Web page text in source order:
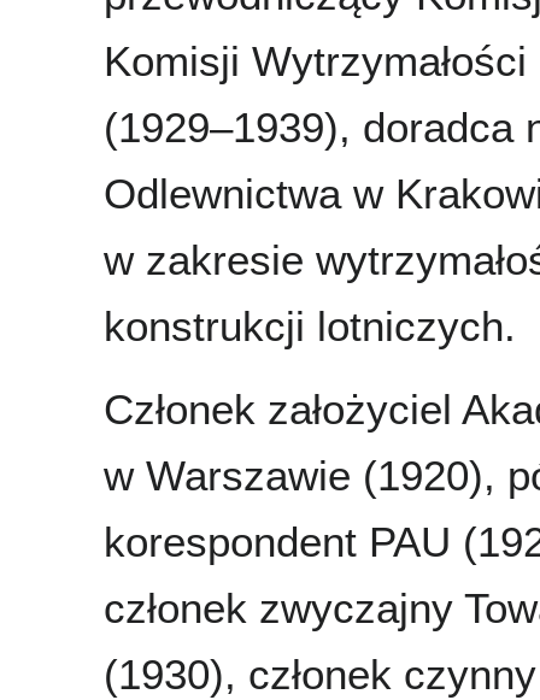
Komisji
(1929–1939), doradca
Odlewnictwa w
w zakresie
konstrukcji lotniczych.
Członek założyciel
w Warszawie (1920),
korespondent PAU
członek zwyczajny
(1930), członek